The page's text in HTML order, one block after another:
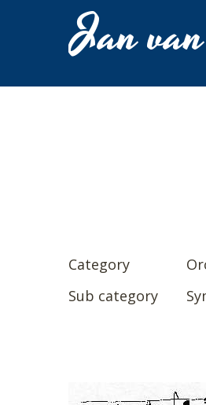
Jan
Category
Sub category